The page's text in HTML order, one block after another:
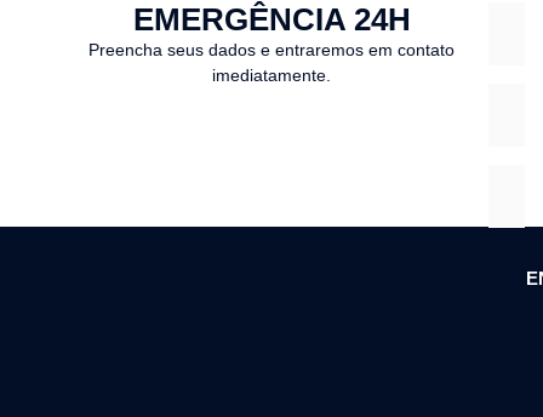
EMERGÊNCIA 24H
Preencha seus dados e entraremos em contato
imediatamente.